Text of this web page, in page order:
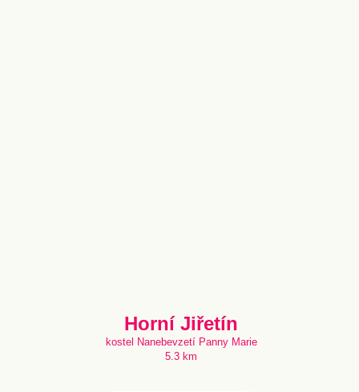
Horní Jiřetín
kostel Nanebevzetí Panny Marie
5.3 km